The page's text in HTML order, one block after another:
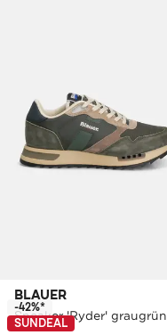
BLAUER
Sneaker 'Ryder' graugrün
-42%*
SUNDEAL